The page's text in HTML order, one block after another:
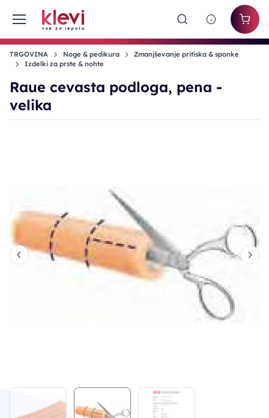
TRGOVINA Noge & pedikura
Zmanjševanje pritiska & sponke
Izdelki za prste & nohte
Raue cevasta podloga, pena -
velika